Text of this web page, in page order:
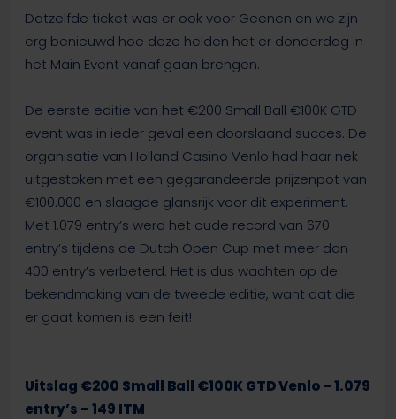
Datzelfde ticket was er ook voor Geenen en we zijn
erg benieuwd hoe deze helden het er donderdag in
het Main Event vanaf gaan brengen.
De eerste editie van het €200 Small Ball €100K GTD
event was in ieder geval een doorslaand succes. De
organisatie van Holland Casino Venlo had haar nek
uitgestoken met een gegarandeerde prijzenpot van
€100.000 en slaagde glansrijk voor dit experiment.
Met 1.079 entry’s werd het oude record van 670
entry’s tijdens de Dutch Open Cup met meer dan
400 entry’s verbeterd. Het is dus wachten op de
bekendmaking van de tweede editie, want dat die
er gaat komen is een feit!
Uitslag €200 Small Ball €100K GTD Venlo – 1.079
entry’s – 149 ITM